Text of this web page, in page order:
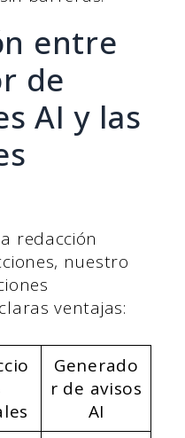
entre
de
AI y las
redacción
nuestro
ventajas:
Generado
r de avisos
AI